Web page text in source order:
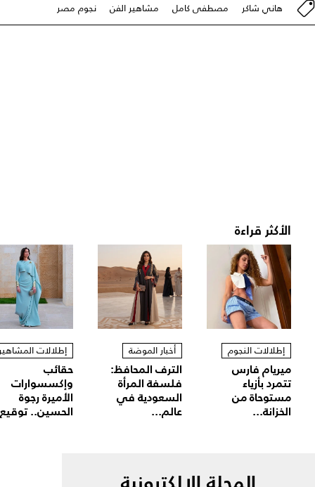
هاني شاكر مصطفى كامل مشاهير الفن نجوم مصر
الأكثر قراءة
إطلالات النجوم
ميريام فارس
تتمرد بأزياء
مستوحاة من
الخزانة...
أخبار الموضة
الترف المحافظ:
فلسفة المرأة
السعودية في
عالم...
إطلالات
حقائب
وإكسسوارات
الأميرة رجوة
الحسين..